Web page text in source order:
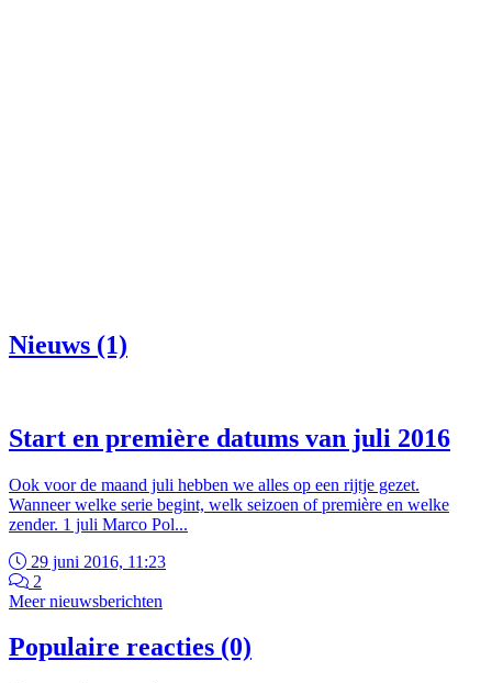
Nieuws (1)
Start en première datums van juli 2016
Ook voor de maand juli hebben we alles op een rijtje gezet.
Wanneer welke serie begint, welk seizoen of première en welke
zender. 1 juli Marco Pol...
29 juni 2016, 11:23
2
Meer nieuwsberichten
Populaire reacties (0)